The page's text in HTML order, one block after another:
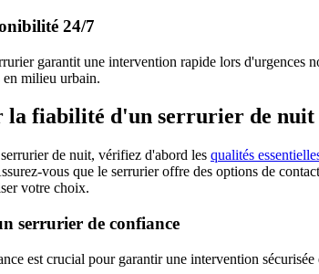
24/7
garantit une intervention rapide lors d'urgences
milieu urbain.
la fiabilité d'un serrurier de nuit
de nuit, vérifiez d'abord les qualités
vous que le serrurier offre des options de
votre choix.
serrurier de confiance
est crucial pour garantir une intervention